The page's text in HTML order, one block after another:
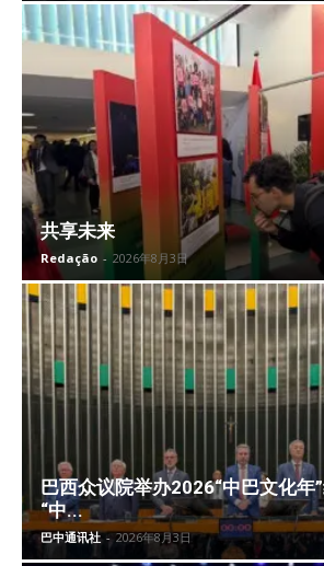
共享未来
Redação - 2026年8月3日
巴西众议院举办2026“中巴文化年
“中...
巴中通讯社 - 2026年8月3日